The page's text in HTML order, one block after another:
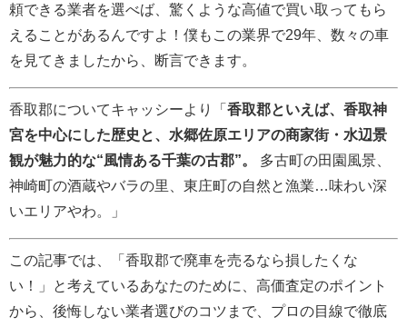
頼できる業者を選べば、驚くような高値で買い取ってもら
えることがあるんですよ！僕もこの業界で29年、数々の車
を見てきましたから、断言できます。
香取郡についてキャッシーより「 香取郡といえば、香取神
宮を中心にした歴史と、水郷佐原エリアの商家街・水辺景
観が魅力的な“風情ある千葉の古郡”。
多古町の田園風景、
神崎町の酒蔵やバラの里、東庄町の自然と漁業…味わい深
いエリアやわ。」
この記事では、「香取郡で廃車を売るなら損したくな
い！」と考えているあなたのために、高価査定のポイント
から、後悔しない業者選びのコツまで、プロの目線で徹底